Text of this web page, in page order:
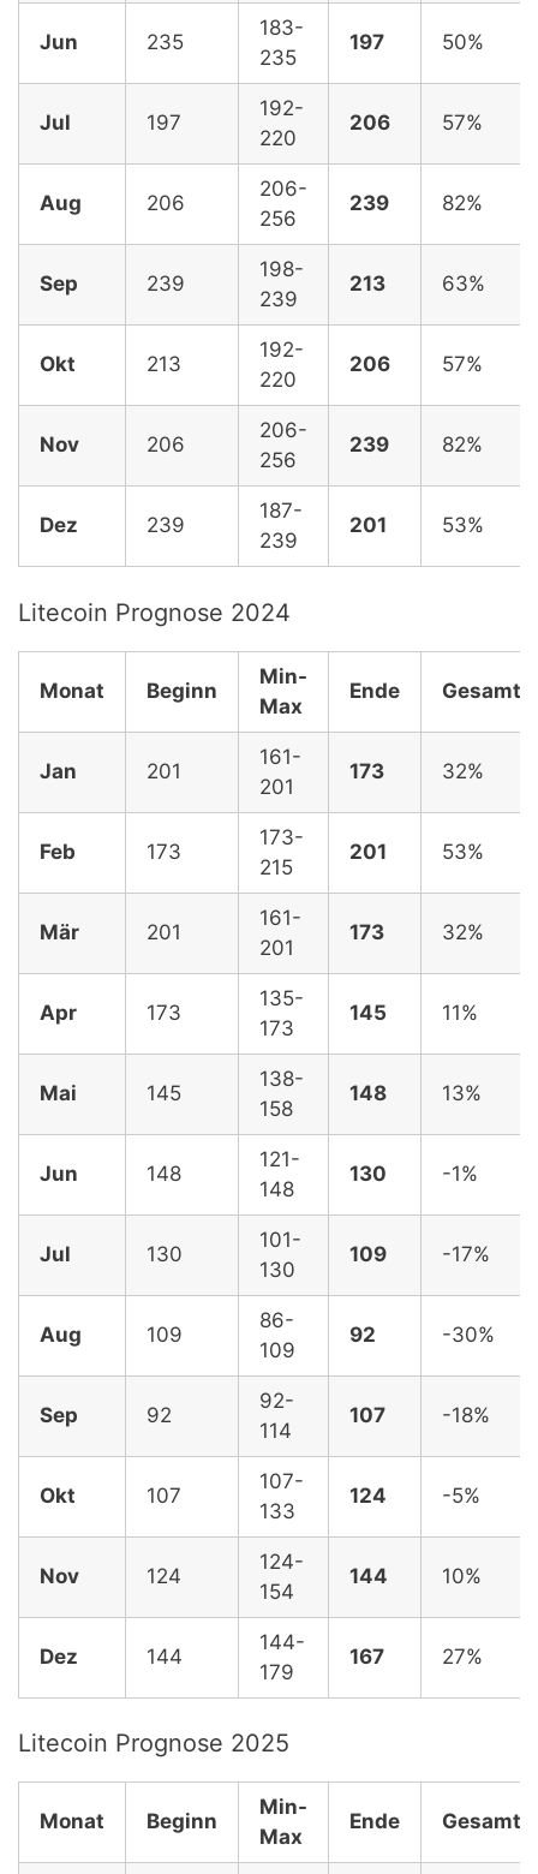
Jun 235
183-
235
197 50%
Jul 197
192-
220
206 57%
Aug 206
206-
256
239 82%
Sep 239
198-
239
213 63%
Okt 213
192-
220
206 57%
Nov 206
206-
256
239 82%
Dez 239
187-
239
201 53%
Litecoin Prognose 2024
Monat Beginn
Min-
Max
Ende
Jan 201
161-
201
173 32%
Feb 173
173-
215
201 53%
Mär 201
161-
201
173 32%
Apr 173
135-
173
145 11%
Mai 145
138-
158
148 13%
Jun 148
121-
148
130 -1%
Jul 130
101-
130
109 -17%
Aug 109
86-
109
92 -30%
Sep 92
92-
114
107 -18%
Okt 107
107-
133
124 -5%
Nov 124
124-
154
144 10%
Dez 144
144-
179
167 27%
Litecoin Prognose 2025
Monat Beginn
Min-
Max
Ende